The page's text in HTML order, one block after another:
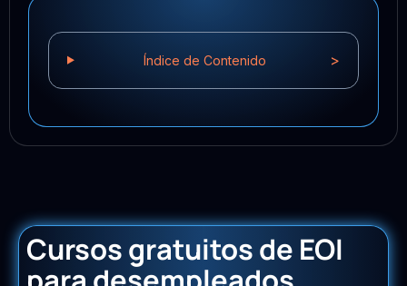
Índice de Contenido >
Cursos gratuitos de EOI